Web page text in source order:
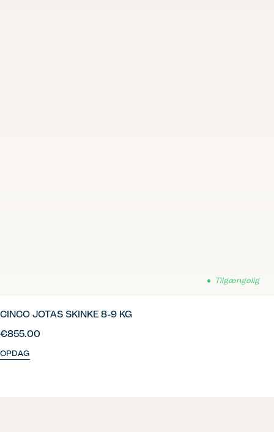
Tilgængelig
CINCO JOTAS SKINKE 8-9 KG
€855.00
OPDAG